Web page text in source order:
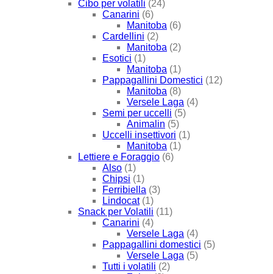
Cibo per volatili (24)
Canarini (6)
Manitoba (6)
Cardellini (2)
Manitoba (2)
Esotici (1)
Manitoba (1)
Pappagallini Domestici (12)
Manitoba (8)
Versele Laga (4)
Semi per uccelli (5)
Animalin (5)
Uccelli insettivori (1)
Manitoba (1)
Lettiere e Foraggio (6)
Also (1)
Chipsi (1)
Ferribiella (3)
Lindocat (1)
Snack per Volatili (11)
Canarini (4)
Versele Laga (4)
Pappagallini domestici (5)
Versele Laga (5)
Tutti i volatili (2)